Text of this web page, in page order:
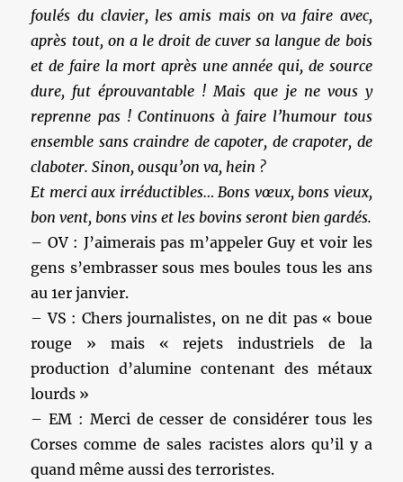
foulés du clavier, les amis mais on va faire avec,
après tout, on a le droit de cuver sa langue de bois
et de faire la mort après une année qui, de source
dure, fut éprouvantable ! Mais que je ne vous y
reprenne pas ! Continuons à faire l’humour tous
ensemble sans craindre de capoter, de crapoter, de
claboter. Sinon, ousqu’on va, hein ?
Et merci aux irréductibles… Bons vœux, bons vieux,
bon vent, bons vins et les bovins seront bien gardés.
– OV : J’aimerais pas m’appeler Guy et voir les
gens s’embrasser sous mes boules tous les ans
au 1er janvier.
– VS : Chers journalistes, on ne dit pas « boue
rouge » mais « rejets industriels de la
production d’alumine contenant des métaux
lourds »
– EM : Merci de cesser de considérer tous les
Corses comme de sales racistes alors qu’il y a
quand même aussi des terroristes.